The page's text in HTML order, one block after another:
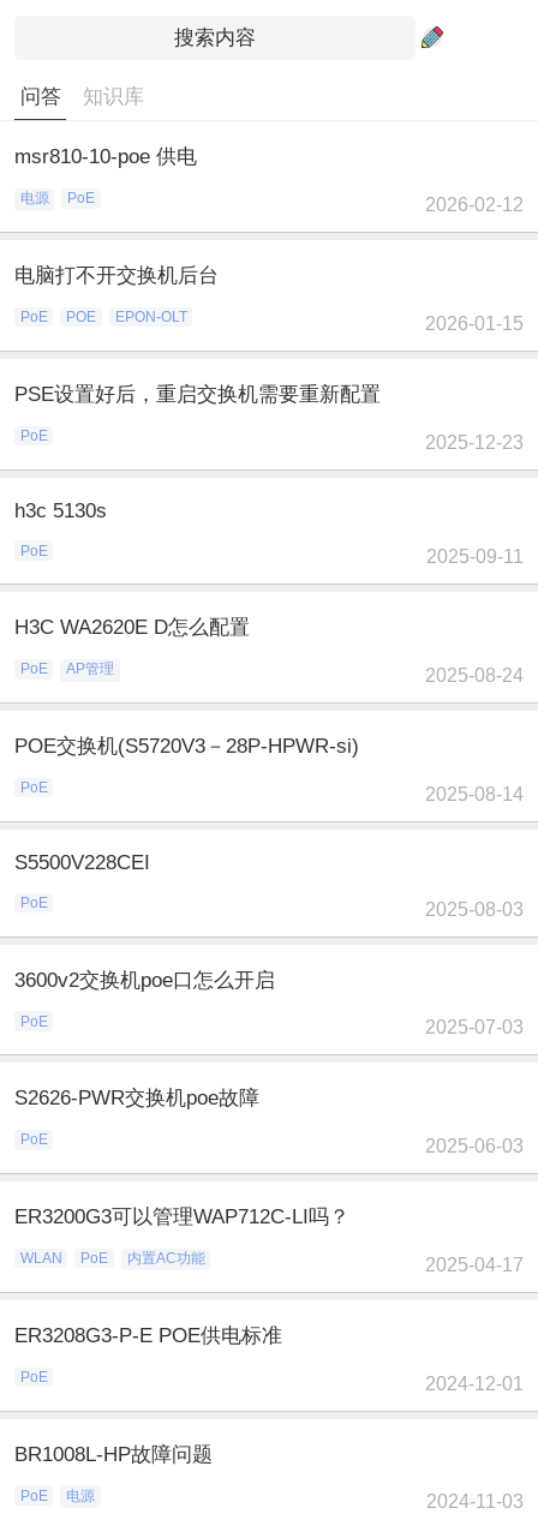
问答 知识库
msr810-10-poe 供电
电源 PoE 2026-02-12
电脑打不开交换机后台
PoE POE EPON-OLT 2026-01-15
PSE设置好后，重启交换机需要重新配置
PoE 2025-12-23
h3c 5130s
PoE 2025-09-11
H3C WA2620E D怎么配置
PoE AP管理 2025-08-24
POE交换机(S5720V3－28P-HPWR-si)
PoE 2025-08-14
S5500V228CEI
PoE 2025-08-03
3600v2交换机poe口怎么开启
PoE 2025-07-03
S2626-PWR交换机poe故障
PoE 2025-06-03
ER3200G3可以管理WAP712C-LI吗？
WLAN PoE 内置AC功能 2025-04-17
ER3208G3-P-E POE供电标准
PoE 2024-12-01
BR1008L-HP故障问题
PoE 电源 2024-11-03